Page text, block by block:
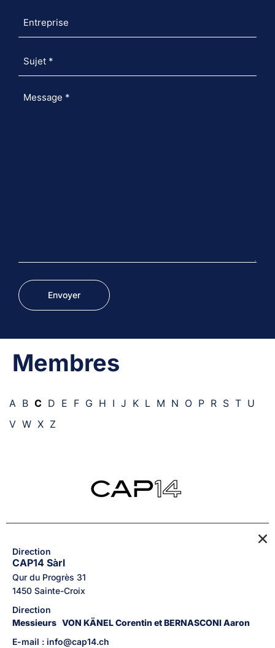
*
*
Membres
A B C D E F G H I J K L M N O P R S T U
V W X Z
Direction
CAP14 Sàrl
Qur du Progrès 31
1450 Sainte-Croix
Direction
Messieurs VON KÄNEL Corentin et BERNASCONI Aaron
E-mail : info@cap14.ch